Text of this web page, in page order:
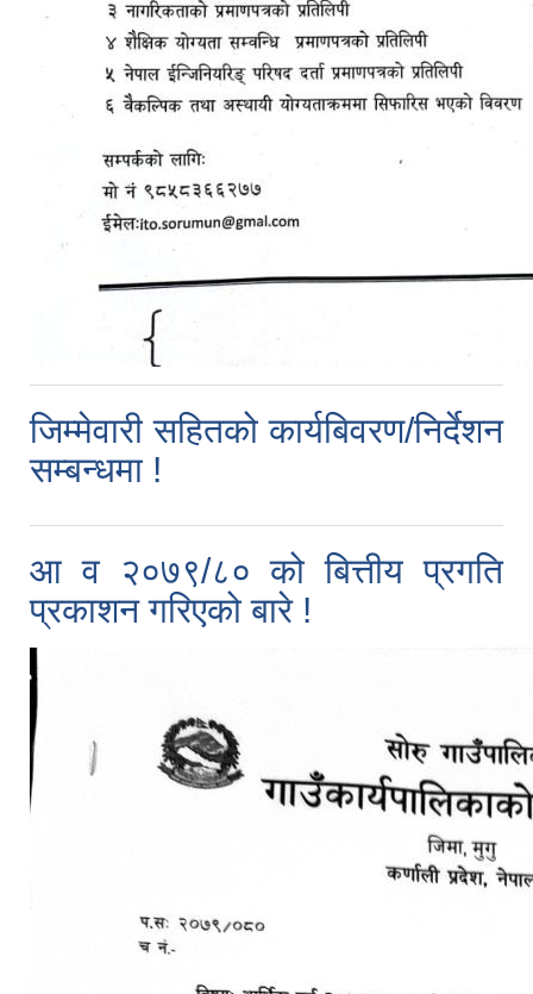
जिम्मेवारी सहितको कार्यबिवरण/निर्देशन
सम्बन्धमा !
आ व २०७९/८० को बित्तीय प्रगति
प्रकाशन गरिएको बारे !